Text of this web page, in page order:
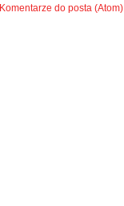
Komentarze do posta (Atom)